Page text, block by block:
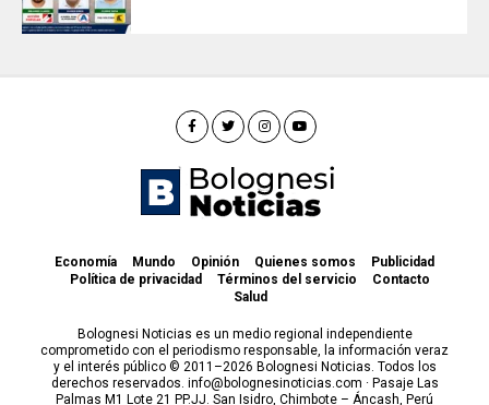
Economía Mundo Opinión Quienes somos
Publicidad
Política de privacidad
Términos del servicio
Contacto
Salud
Bolognesi Noticias es un medio regional independiente
comprometido con el periodismo responsable, la información veraz
y el interés público © 2011–2026 Bolognesi Noticias. Todos los
derechos reservados. info@bolognesinoticias.com · Pasaje Las
Palmas M1 Lote 21 PP.JJ. San Isidro, Chimbote – Áncash, Perú